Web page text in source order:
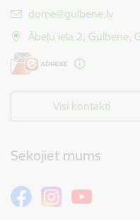
E-pasts:
dome@gulbene.lv
Ābeļu iela 2, Gulbene,
Visi kontakti
Sekojiet mums